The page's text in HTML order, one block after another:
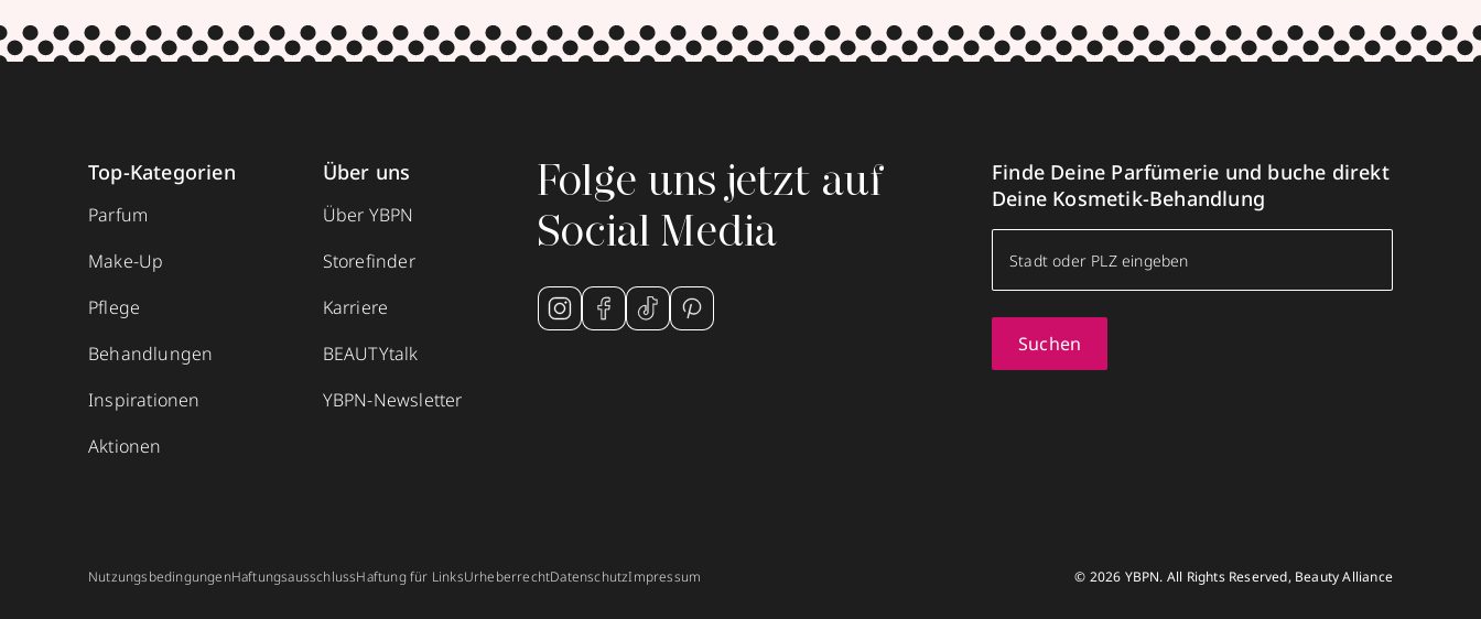
Top-Kategorien
Parfum
Make-Up
Pflege
Behandlungen
Inspirationen
Aktionen
Über uns
Über YBPN
Storefinder
Karriere
BEAUTYtalk
YBPN-Newsletter
Folge uns jetzt auf
Social Media
Finde Deine Parfümerie und buche direkt
Deine Kosmetik-Behandlung
Suchen
NutzungsbedingungenHaftungsausschlussHaftung für LinksUrheberrechtDatenschutzImpressum © 2026 YBPN. All Rights Reserved, Beauty Alliance